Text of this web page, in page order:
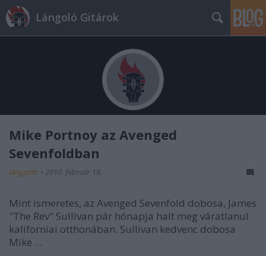
Lángoló Gitárok
Mike Portnoy az Avenged
Sevenfoldban
lánggitár • 2010. február 18.
Mint ismeretes, az Avenged Sevenfold dobosa, James
"The Rev" Sullivan pár hónapja halt meg váratlanul
kaliforniai otthonában. Sullivan kedvenc dobosa
Mike ...